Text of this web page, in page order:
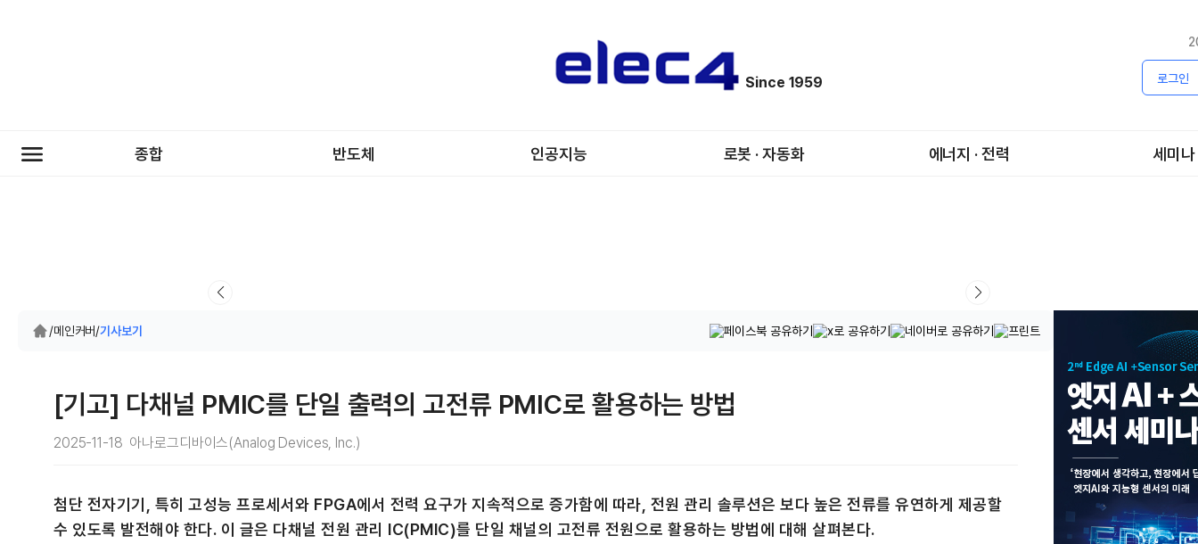
Since 1959 로그인
종합 반도체 인공지능 로봇 · 자동화 에너지 · 전력 세미나
/메인커버/기사보기
[기고] 다채널 PMIC를 단일 출력의 고전류 PMIC로 활용하는 방법
2025-11-18 아나로그디바이스(Analog Devices, Inc.)
첨단 전자기기, 특히 고성능 프로세서와 FPGA에서 전력 요구가 지속적으로 증가함에 따라, 전원 관리 솔루션은 보다 높은 전류를 유연하게 제공할
수 있도록 발전해야 한다. 이 글은 다채널 전원 관리 IC(PMIC)를 단일 채널의 고전류 전원으로 활용하는 방법에 대해 살펴본다.